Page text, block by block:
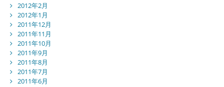
2012年2月
2012年1月
2011年12月
2011年11月
2011年10月
2011年9月
2011年8月
2011年7月
2011年6月